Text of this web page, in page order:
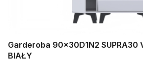
Garderoba 90x30D1N2 SUPRA30
BIAŁY